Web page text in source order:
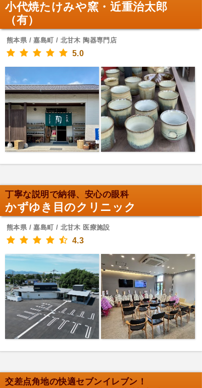
小代焼たけみや窯・近重治太郎
（有）
熊本県 / 嘉島町 / 北甘木 陶器専門店
5.0
丁寧な説明で納得、安心の眼科
かずゆき目のクリニック
熊本県 / 嘉島町 / 北甘木 医療施設
4.3
交差点角地の快適セブンイレブン！